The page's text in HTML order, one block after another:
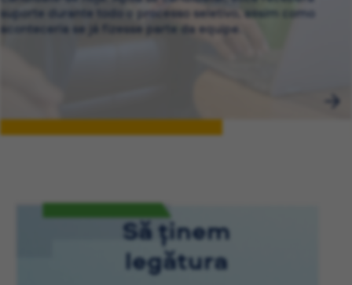
suporte durante todo o processo seletivo, assim como
aconteceria se já fizesse parte da equipe.
Să ținem
legătura